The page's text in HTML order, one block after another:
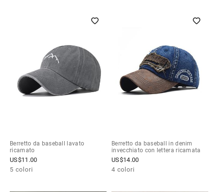
Berretto da baseball lavato
ricamato
US$11.00
5 colori
Berretto da baseball in denim
invecchiato con lettera ricamata
US$14.00
4 colori